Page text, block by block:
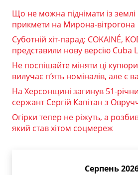
Що не можна піднімати із
прикмети на Мирона-вітрогона
Суботній хіт-парад: COKAINÉ,
представили нову версію Cuba
Не поспішайте міняти ці
вилучає п’ять номіналів, але є
На Херсонщині загинув 51-
сержант Сергій Капітан з
Огірки тепер не ріжуть, а
який став хітом соцмереж
Серпень